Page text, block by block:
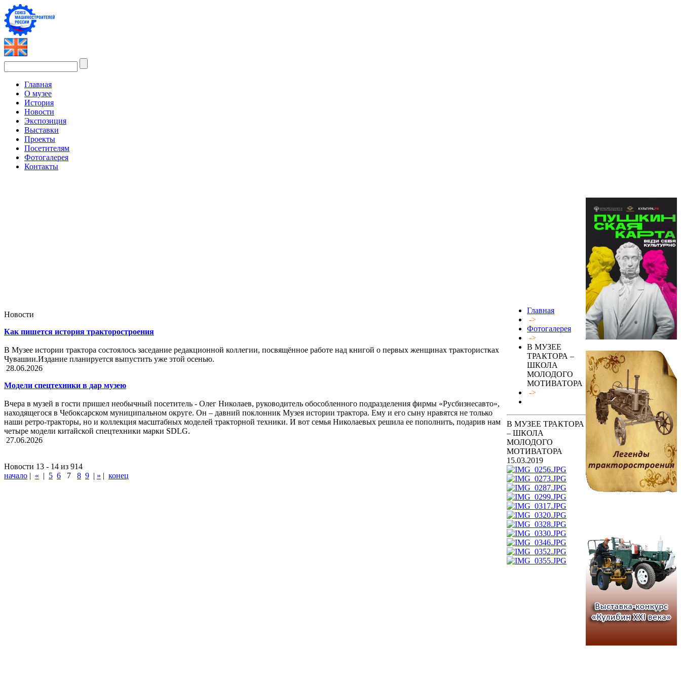
Главная
О музее
История
Новости
Экспозиция
Выставки
Проекты
Посетителям
Фотогалерея
Контакты
Новости
Как пишется история тракторостроения
В Музее истории трактора состоялось заседание редакционной коллегии, посвящённое работе над книгой о первых женщинах трактористках
Чувашии.Издание планируется выпустить уже этой осенью.
28.06.2026
Модели спецтехники в дар музею
Вчера в музей в гости пришел необычный посетитель - Олег Николаев, руководитель обособленного подразделения фирмы «Русбизнесавто»,
находящегося в Чебоксарском муниципальном округе. Он – давний поклонник Музея истории трактора. Ему и его сыну нравятся не только
наши ретро-тракторы, но и коллекция масштабных моделей тракторной техники. И вот семья Николаевых решила ее пополнить, подарив нам
четыре модели китайской спецтехники марки SDLG.
27.06.2026
Новости 13 - 14 из 914
начало | « | 5 6 7 8 9 | » | конец
Главная
->
Фотогалерея
->
В МУЗЕЕ
ТРАКТОРА –
ШКОЛА
МОЛОДОГО
МОТИВАТОРА
->
В МУЗЕЕ ТРАКТОРА
– ШКОЛА
МОЛОДОГО
МОТИВАТОРА
15.03.2019